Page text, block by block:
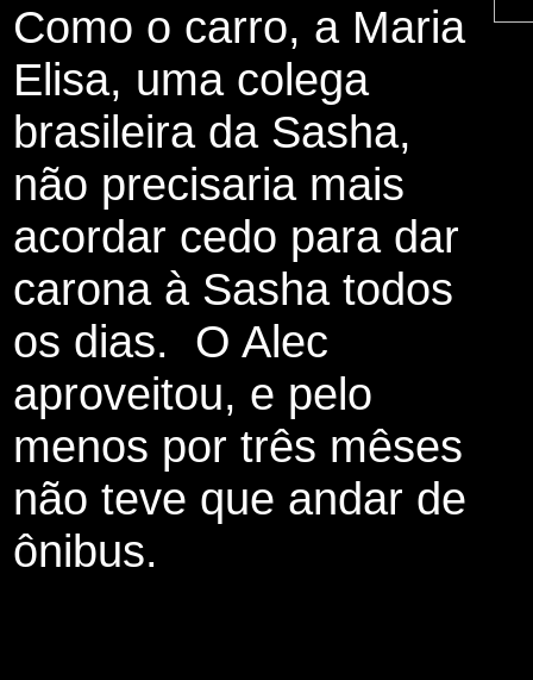
Como o carro, a Maria
Elisa, uma colega
brasileira da Sasha,
não precisaria mais
acordar cedo para dar
carona à Sasha todos
os dias. O Alec
aproveitou, e pelo
menos por três mêses
não teve que andar de
ônibus.